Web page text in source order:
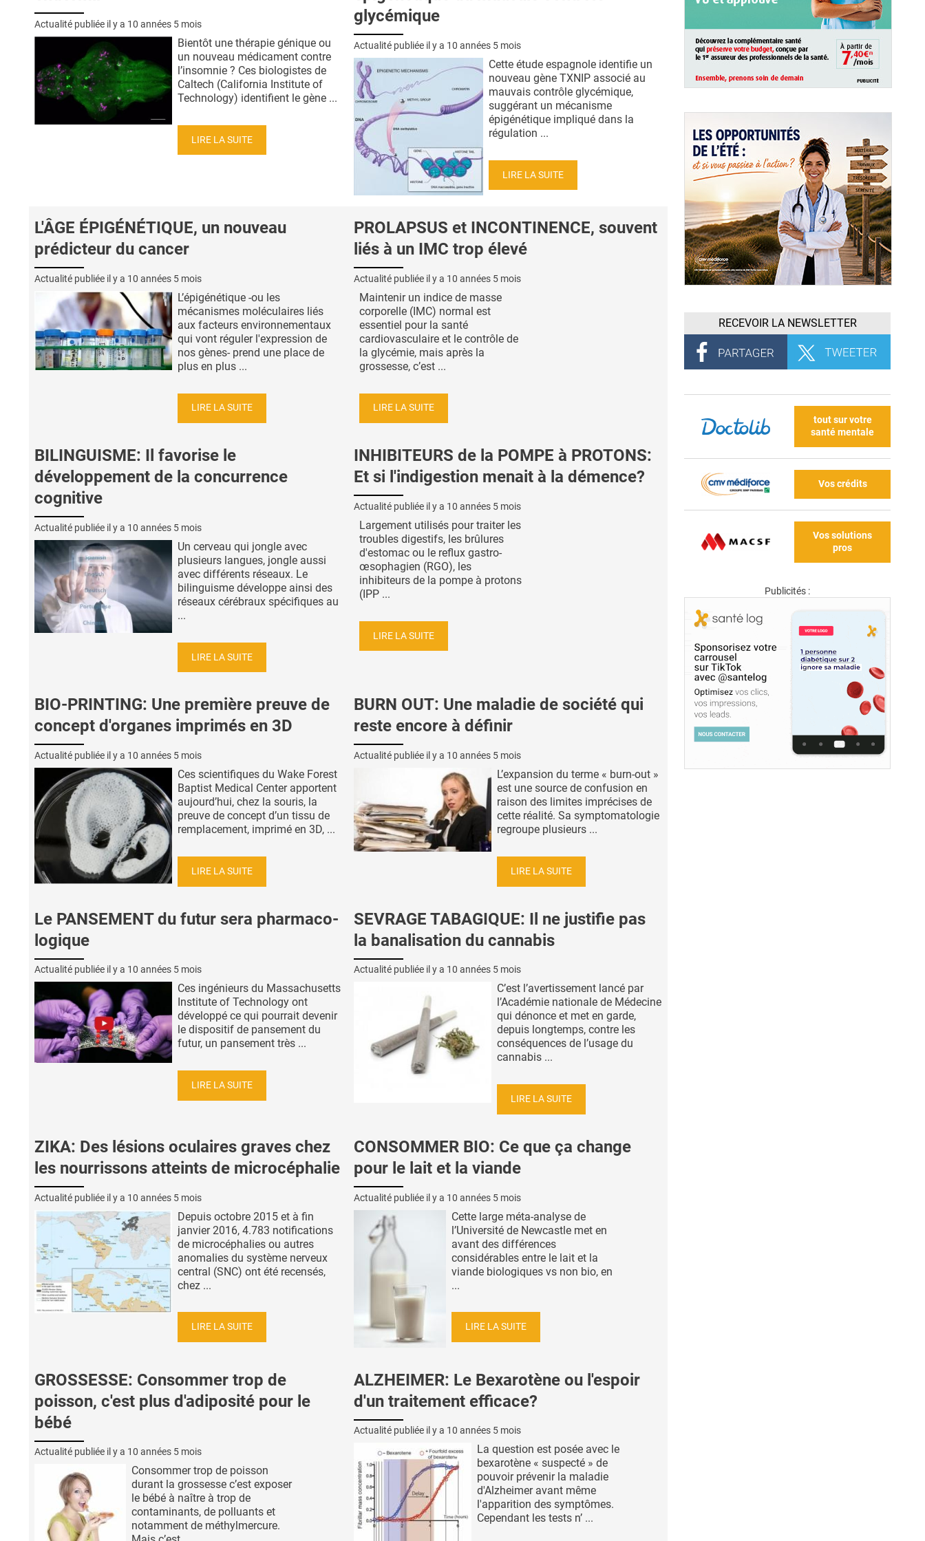
Actualité publiée il y a 10 années 5 mois
Bientôt une thérapie génique ou
un nouveau médicament contre
l’insomnie ? Ces biologistes de
Caltech (California Institute of
Technology) identifient le gène ...
LIRE LA SUITE
glycémique
Actualité publiée il y a 10 années 5 mois
Cette étude espagnole identifie un
nouveau gène TXNIP associé au
mauvais contrôle glycémique,
suggérant un mécanisme
épigénétique impliqué dans la
régulation ...
LIRE LA SUITE
L'ÂGE ÉPIGÉNÉTIQUE, un nouveau
prédicteur du cancer
Actualité publiée il y a 10 années 5 mois
L’épigénétique -ou les
mécanismes moléculaires liés
aux facteurs environnementaux
qui vont réguler l'expression de
nos gènes- prend une place de
plus en plus ...
LIRE LA SUITE
PROLAPSUS et INCONTINENCE, souvent
liés à un IMC trop élevé
Actualité publiée il y a 10 années 5 mois
Maintenir un indice de masse
corporelle (IMC) normal est
essentiel pour la santé
cardiovasculaire et le contrôle de
la glycémie, mais après la
grossesse, c’est ...
LIRE LA SUITE
BILINGUISME: Il favorise le
développement de la concurrence
cognitive
Actualité publiée il y a 10 années 5 mois
Un cerveau qui jongle avec
plusieurs langues, jongle aussi
avec différents réseaux. Le
bilinguisme développe ainsi des
réseaux cérébraux spécifiques au
...
LIRE LA SUITE
INHIBITEURS de la POMPE à PROTONS:
Et si l'indigestion menait à la démence?
Actualité publiée il y a 10 années 5 mois
Largement utilisés pour traiter les
troubles digestifs, les brûlures
d'estomac ou le reflux gastro-
œsophagien (RGO), les
inhibiteurs de la pompe à protons
(IPP ...
LIRE LA SUITE
BIO-PRINTING: Une première preuve de
concept d'organes imprimés en 3D
Actualité publiée il y a 10 années 5 mois
Ces scientifiques du Wake Forest
Baptist Medical Center apportent
aujourd’hui, chez la souris, la
preuve de concept d’un tissu de
remplacement, imprimé en 3D, ...
LIRE LA SUITE
BURN OUT: Une maladie de société qui
reste encore à définir
Actualité publiée il y a 10 années 5 mois
L’expansion du terme « burn-out »
est une source de confusion en
raison des limites imprécises de
cette réalité. Sa symptomatologie
regroupe plusieurs ...
LIRE LA SUITE
Le PANSEMENT du futur sera pharmaco-
logique
Actualité publiée il y a 10 années 5 mois
Ces ingénieurs du Massachusetts
Institute of Technology ont
développé ce qui pourrait devenir
le dispositif de pansement du
futur, un pansement très ...
LIRE LA SUITE
SEVRAGE TABAGIQUE: Il ne justifie pas
la banalisation du cannabis
Actualité publiée il y a 10 années 5 mois
C’est l’avertissement lancé par
l’Académie nationale de Médecine
qui dénonce et met en garde,
depuis longtemps, contre les
conséquences de l’usage du
cannabis ...
LIRE LA SUITE
ZIKA: Des lésions oculaires graves chez
les nourrissons atteints de microcéphalie
Actualité publiée il y a 10 années 5 mois
Depuis octobre 2015 et à fin
janvier 2016, 4.783 notifications
de microcéphalies ou autres
anomalies du système nerveux
central (SNC) ont été recensés,
chez ...
LIRE LA SUITE
CONSOMMER BIO: Ce que ça change
pour le lait et la viande
Actualité publiée il y a 10 années 5 mois
Cette large méta-analyse de
l’Université de Newcastle met en
avant des différences
considérables entre le lait et la
viande biologiques vs non bio, en
...
LIRE LA SUITE
GROSSESSE: Consommer trop de
poisson, c'est plus d'adiposité pour le
bébé
Actualité publiée il y a 10 années 5 mois
Consommer trop de poisson
durant la grossesse c’est exposer
le bébé à naître à trop de
contaminants, de polluants et
notamment de méthylmercure.
ALZHEIMER: Le Bexarotène ou l'espoir
d'un traitement efficace?
Actualité publiée il y a 10 années 5 mois
La question est posée avec le
bexarotène « suspecté » de
pouvoir prévenir la maladie
d'Alzheimer avant même
l'apparition des symptômes.
Cependant les tests n’ ...
RECEVOIR LA NEWSLETTER
tout sur votre
santé mentale
Vos crédits
Vos solutions
pros
Publicités :